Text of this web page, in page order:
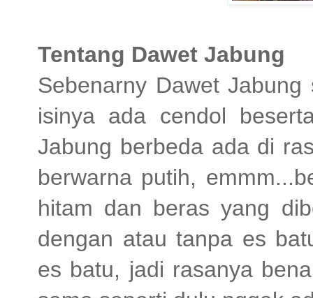
Tentang Dawet Jabung
Sebenarny Dawet
isinya ada cendol
Jabung berbeda ada di
berwarna putih,
hitam dan beras yang
dengan atau tanpa es
es batu, jadi rasanya